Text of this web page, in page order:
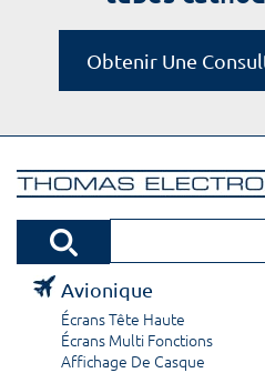
Obtenir Une
Avionique
Écrans Tête Haute
Écrans Multi Fonctions
Affichage De Casque